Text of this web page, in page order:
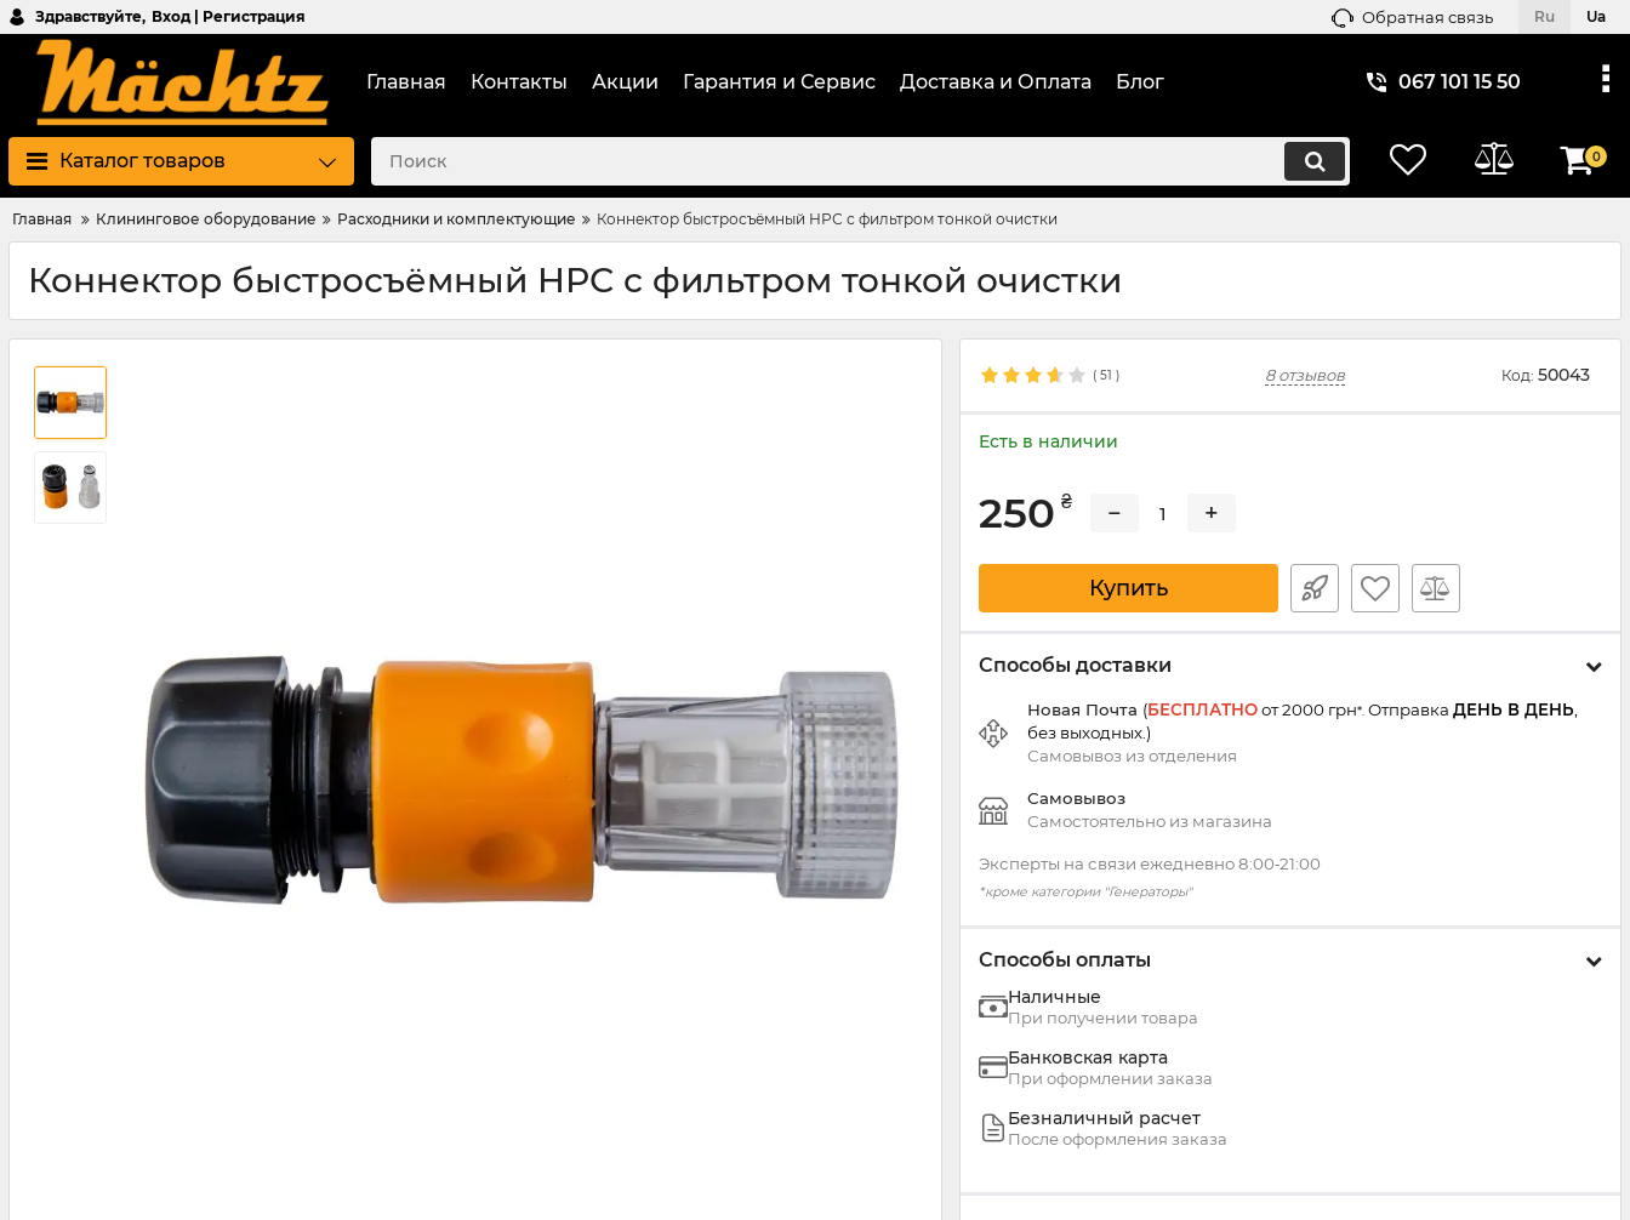
Здравствуйте, Вход | Регистрация Обратная связь Ru Ua
Главная Контакты Акции Гарантия и Сервис Доставка и Оплата Блог 067 101 15 50
Каталог товаров 0
Главная Клининговое оборудование Расходники и комплектующие Коннектор быстросъёмный НРС с фильтром тонкой очистки
Коннектор быстросъёмный НРС с фильтром тонкой очистки
( 51 ) 8 отзывов Код: 50043
Есть в наличии
250 ₴ − +
Купить
Способы доставки
Новая Почта (БЕСПЛАТНОот 2000 грн*. Отправка ДЕНЬ В ДЕНЬ
без выходных.)
Самовывоз изотделения
Самовывоз
Самостоятельно из магазина
Эксперты на связи ежедневно 8:00‑21:00
*кроме категории "Генераторы"
Способы оплаты
Наличные
При получении товара
Банковская карта
При оформлении заказа
Безналичный расчет
После оформления заказа